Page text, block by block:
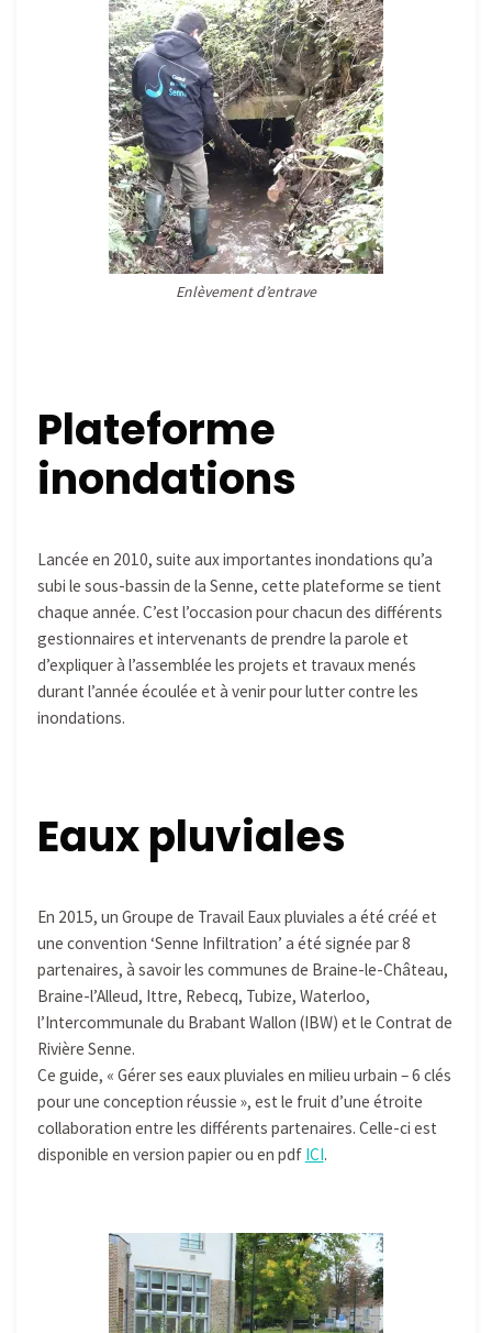
Enlèvement d’entrave
Plateforme
inondations
Lancée en 2010, suite aux importantes inondations qu’a
subi le sous-bassin de la Senne, cette plateforme se tient
chaque année. C’est l’occasion pour chacun des différents
gestionnaires et intervenants de prendre la parole et
d’expliquer à l’assemblée les projets et travaux menés
durant l’année écoulée et à venir pour lutter contre les
inondations.
Eaux pluviales
En 2015, un Groupe de Travail Eaux pluviales a été créé et
une convention ‘Senne Infiltration’ a été signée par 8
partenaires, à savoir les communes de Braine-le-Château,
Braine-l’Alleud, Ittre, Rebecq, Tubize, Waterloo,
l’Intercommunale du Brabant Wallon (IBW) et le Contrat de
Rivière Senne.
Ce guide, « Gérer ses eaux pluviales en milieu urbain – 6 clés
pour une conception réussie », est le fruit d’une étroite
collaboration entre les différents partenaires. Celle-ci est
disponible en version papier ou en pdf ICI.